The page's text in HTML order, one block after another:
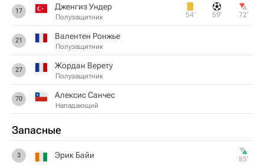
17 Дженгиз Ундер
Полузащитник 54‎’‎ 59‎’‎ 72‎’‎
21 Валентен Ронжье
Полузащитник
27 Жордан Верету
Полузащитник
70 Алексис Санчес
Нападающий
Запасные
3 Эрик Байи 85‎’‎